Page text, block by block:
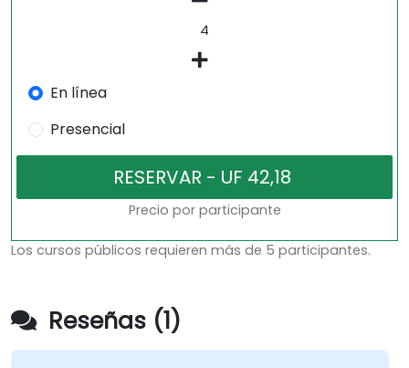
En línea
Presencial
Precio por participante
Los cursos públicos requieren más de 5 participantes.
Reseñas (1)